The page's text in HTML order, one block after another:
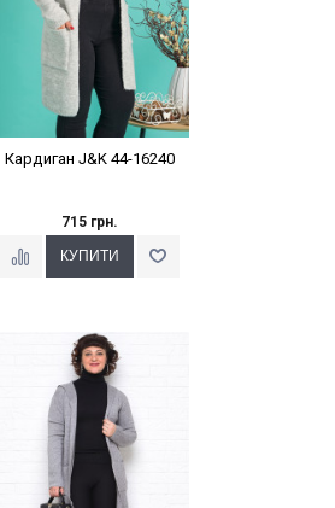
Кардиган J&K 44-16240
715 грн.
Наклейки Варіант з %